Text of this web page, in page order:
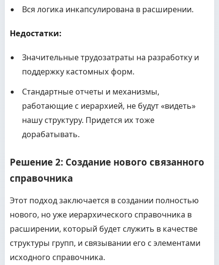
Вся логика инкапсулирована в расширении.
Недостатки:
Значительные трудозатраты на разработку и
поддержку кастомных форм.
Стандартные отчеты и механизмы,
работающие с иерархией, не будут «видеть»
нашу структуру. Придется их тоже
дорабатывать.
Решение 2: Создание нового связанного
справочника
Этот подход заключается в создании полностью
нового, но уже иерархического справочника в
расширении, который будет служить в качестве
структуры групп, и связывании его с элементами
исходного справочника.